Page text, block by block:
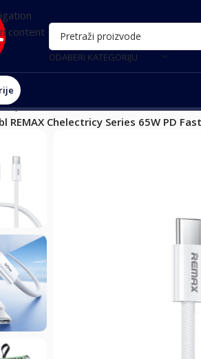
content
ODABERI KATEGORIJU
/Oprema za telefone/Kablovi za telefon/
REMAX Chelectricy Series 65W PD